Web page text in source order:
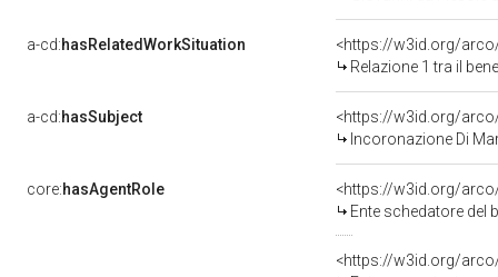
a-cd:hasRelatedWorkSituation
<https://w3id.org/
Relazione 1 tra il
a-cd:hasSubject
<https://w3id.org/
Incoronazione Di
core:hasAgentRole
<https://w3id.org/
Ente schedatore del
<https://w3id.org/